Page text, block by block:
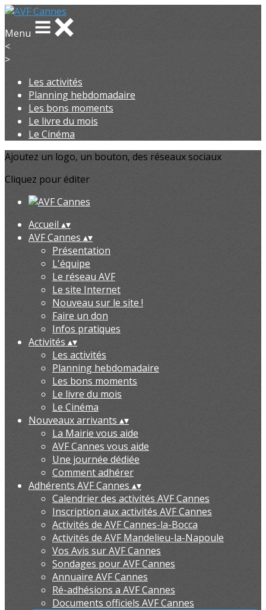
Menu
<
>
Les activités
Planning hebdomadaire
Les bons moments
Le livre du mois
Le Cinéma
Ajoutez un logo, un bouton, des réseaux sociaux
Cliquez pour éditer
Accueil ▴▾
AVF Cannes ▴▾
Présentation
L'équipe
Le réseau AVF
Le site Internet
Nouveau sur le site !
Faire un don
Infos pratiques
Activités ▴▾
Les activités
Planning hebdomadaire
Les bons moments
Le livre du mois
Le Cinéma
Nouveaux arrivants ▴▾
La Mairie vous aide
AVF Cannes vous aide
Une journée dédiée
Comment adhérer
Adhérents AVF Cannes ▴▾
Calendrier des activités AVF Cannes
Inscription aux activités AVF Cannes
Activités de AVF Cannes-la-Bocca
Activités de AVF Mandelieu-la-Napoule
Vos Avis sur AVF Cannes
Sondages pour AVF Cannes
Annuaire AVF Cannes
Ré-adhésions a AVF Cannes
Documents officiels AVF Cannes